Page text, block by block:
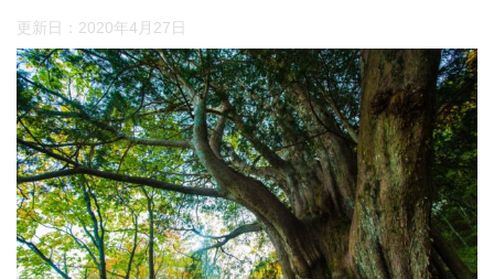
更新日： 2020年4月27日